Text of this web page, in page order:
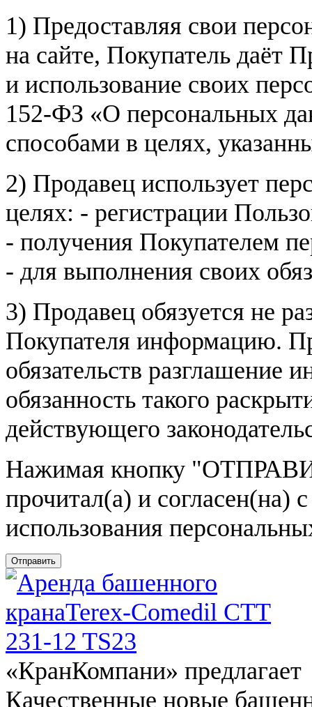
1) Предоставляя свои
на сайте, Покупатель даёт
и использование своих
152-ФЗ «О персональных
способами в целях,
2) Продавец использует
целях: - регистрации
- получения Покупателем
- для выполнения своих
3) Продавец обязуется не
Покупателя информацию.
обязательств разглашение
обязанность такого
действующего
Нажимая кнопку
прочитал(а) и согласен(на)
использования
Отправить
«КранКомпани» предлагает
Качественные новые